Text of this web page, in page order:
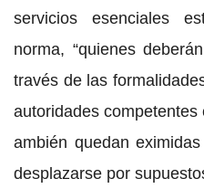
servicios esenciales
norma, “quienes
través de las
autoridades competentes
ambién quedan
desplazarse por